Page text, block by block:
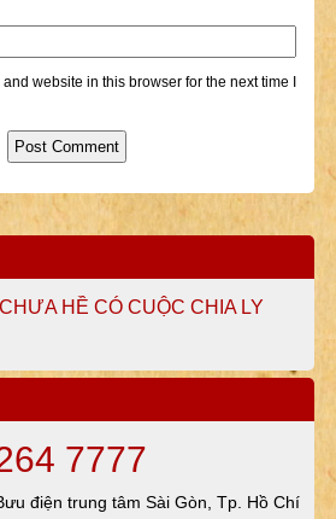
website in this browser for the next time I
HỀ CÓ CUỘC CHIA LY
7777
điện trung tâm Sài Gòn, Tp. Hồ Chí